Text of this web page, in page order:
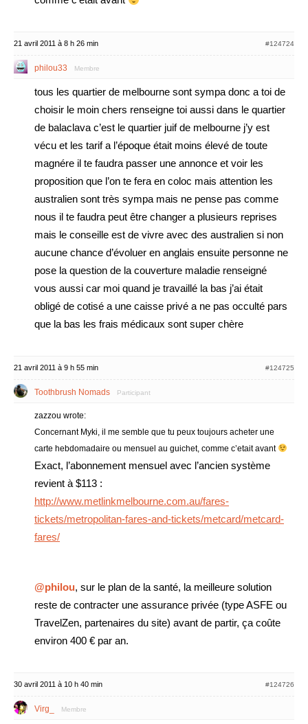
21 avril 2011 à 8 h 26 min #124724
philou33 Membre
tous les quartier de melbourne sont sympa donc a toi de
choisir le moin chers renseigne toi aussi dans le quartier
de balaclava c’est le quartier juif de melbourne j’y est
vécu et les tarif a l’époque était moins élevé de toute
magnére il te faudra passer une annonce et voir les
proposition que l’on te fera en coloc mais attention les
australien sont très sympa mais ne pense pas comme
nous il te faudra peut être changer a plusieurs reprises
mais le conseille est de vivre avec des australien si non
aucune chance d’évoluer en anglais ensuite personne ne
pose la question de la couverture maladie renseigné
vous aussi car moi quand je travaillé la bas j’ai était
obligé de cotisé a une caisse privé a ne pas occulté pars
que la bas les frais médicaux sont super chère
21 avril 2011 à 9 h 55 min #124725
Toothbrush Nomads Participant
zazzou wrote:
Concernant Myki, il me semble que tu peux toujours acheter une
carte hebdomadaire ou mensuel au guichet, comme c’etait avant
Exact, l’abonnement mensuel avec l’ancien système
revient à $113 :
http://www.metlinkmelbourne.com.au/fares-
tickets/metropolitan-fares-and-tickets/metcard/metcard-
fares/
@philou, sur le plan de la santé, la meilleure solution
reste de contracter une assurance privée (type ASFE ou
TravelZen, partenaires du site) avant de partir, ça coûte
environ 400 € par an.
30 avril 2011 à 10 h 40 min #124726
Virg_ Membre